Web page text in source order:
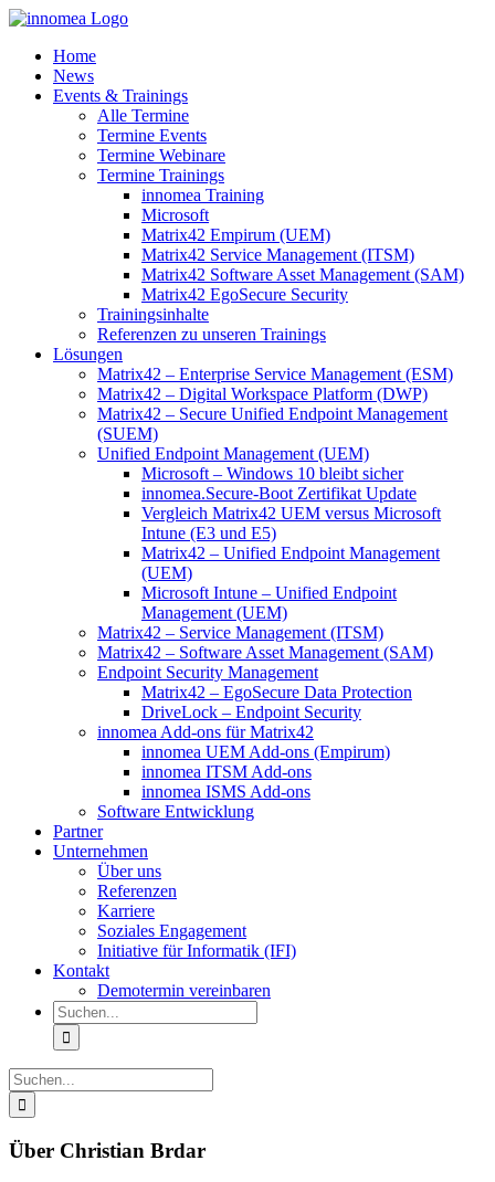
Zum
springenHome
News
Events & Trainings
Alle Termine
Termine Events
Termine Webinare
Termine Trainings
innomea Training
Microsoft
Matrix42 Empirum (UEM)
Matrix42 Service Management (ITSM)
Matrix42 Software Asset Management (SAM)
Matrix42 EgoSecure Security
Trainingsinhalte
Referenzen zu unseren Trainings
Lösungen
Matrix42 – Enterprise Service Management (ESM)
Matrix42 – Digital Workspace Platform (DWP)
Matrix42 – Secure Unified Endpoint Management
(SUEM)
Unified Endpoint Management (UEM)
Microsoft – Windows 10 bleibt sicher
innomea.Secure-Boot Zertifikat Update
Vergleich Matrix42 UEM versus Microsoft
Intune (E3 und E5)
Matrix42 – Unified Endpoint Management
(UEM)
Microsoft Intune – Unified Endpoint
Management (UEM)
Matrix42 – Service Management (ITSM)
Matrix42 – Software Asset Management (SAM)
Endpoint Security Management
Matrix42 – EgoSecure Data Protection
DriveLock – Endpoint Security
innomea Add-ons für Matrix42
innomea UEM Add-ons (Empirum)
innomea ITSM Add-ons
innomea ISMS Add-ons
Software Entwicklung
Partner
Unternehmen
Über uns
Referenzen
Karriere
Soziales Engagement
Initiative für Informatik (IFI)
Kontakt
Demotermin vereinbaren
Suche
nach:
Suche
nach:
Über Christian Brdar